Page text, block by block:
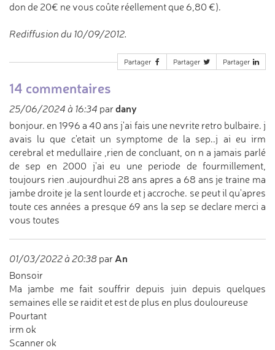
don de 20€ ne vous coûte réellement que 6,80 €).
Rediffusion du 10/09/2012.
Partager Partager Partager
14 commentaires
25/06/2024 à 16:34 par dany
bonjour. en 1996 a 40 ans j'ai fais une nevrite retro bulbaire. j
avais lu que c'etait un symptome de la sep..j ai eu irm
cerebral et medullaire ,rien de concluant, on n a jamais parlé
de sep en 2000 j'ai eu une periode de fourmillement,
toujours rien .aujourdhui 28 ans apres a 68 ans je traine ma
jambe droite je la sent lourde et j accroche. se peut il qu'apres
toute ces années a presque 69 ans la sep se declare merci a
vous toutes
01/03/2022 à 20:38 par An
Bonsoir
Ma jambe me fait souffrir depuis juin depuis quelques
semaines elle se raidit et est de plus en plus douloureuse
Pourtant
irm ok
Scanner ok